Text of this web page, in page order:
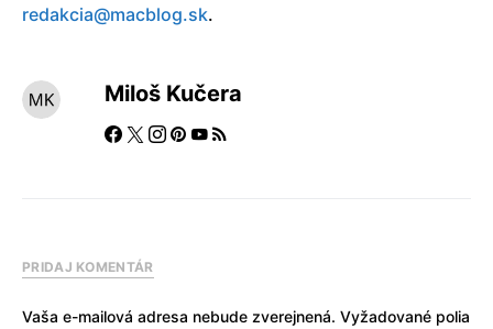
redakcia@macblog.sk.
Miloš Kučera
PRIDAJ KOMENTÁR
Vaša e-mailová adresa nebude zverejnená. Vyžadované polia